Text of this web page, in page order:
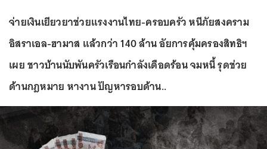
จ่ายเงินเยียวยาช่วยแรงงานไทย-ครอบครัว หนีภัยสงคราม
อิสราเอล-ฮามาส แล้วกว่า 140 ล้าน อัยการคุ้มครองสิทธิฯ
เผย ชาวบ้านนับพันครัวเรือนกำลังเดือดร้อน จมหนี้ รุดช่วย
ด้านกฎหมาย หางาน ปัญหารอบด้าน..